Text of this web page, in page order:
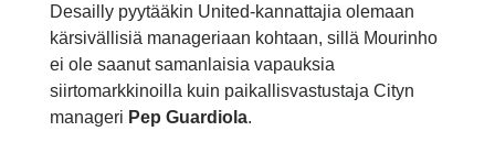
Desailly pyytääkin United-kannattajia olemaan
kärsivällisiä manageriaan kohtaan, sillä Mourinho
ei ole saanut samanlaisia vapauksia
siirtomarkkinoilla kuin paikallisvastustaja Cityn
manageri Pep Guardiola.